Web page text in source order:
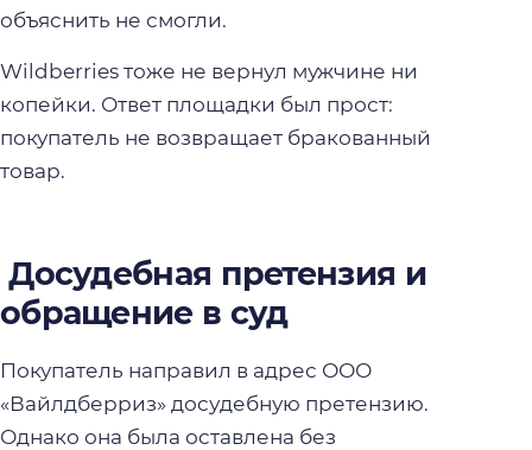
объяснить не смогли.
Wildberries тоже не вернул мужчине ни
копейки. Ответ площадки был прост:
покупатель не возвращает бракованный
товар.
Досудебная претензия и
обращение в суд
Покупатель направил в адрес ООО
«Вайлдберриз» досудебную претензию.
Однако она была оставлена без